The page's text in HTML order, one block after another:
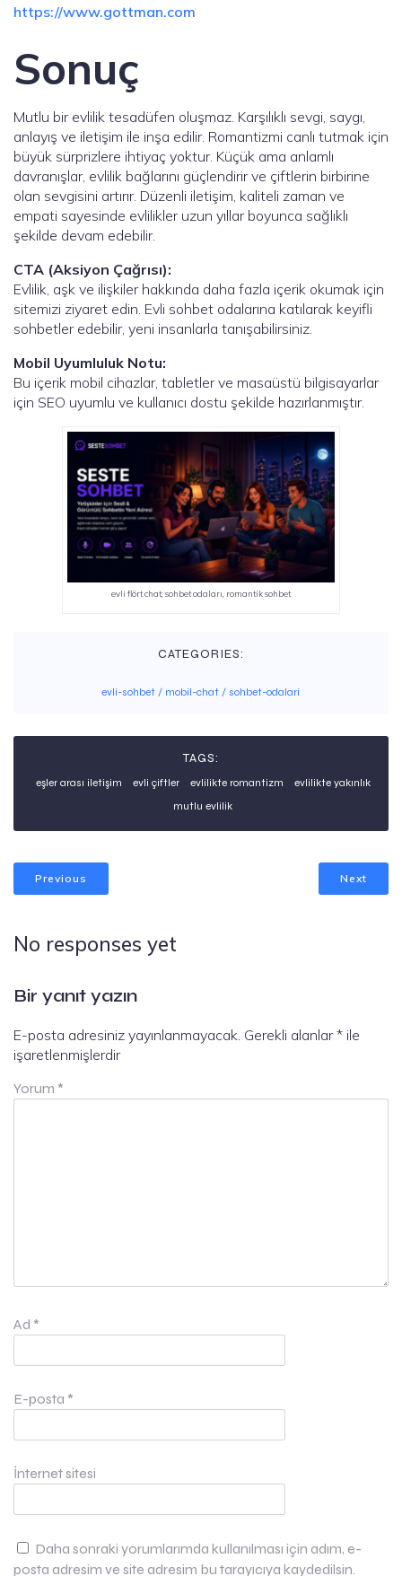
https://www.gottman.com
Sonuç
Mutlu bir evlilik tesadüfen oluşmaz. Karşılıklı sevgi, saygı,
anlayış ve iletişim ile inşa edilir. Romantizmi canlı tutmak için
büyük sürprizlere ihtiyaç yoktur. Küçük ama anlamlı
davranışlar, evlilik bağlarını güçlendirir ve çiftlerin birbirine
olan sevgisini artırır. Düzenli iletişim, kaliteli zaman ve
empati sayesinde evlilikler uzun yıllar boyunca sağlıklı
şekilde devam edebilir.
CTA (Aksiyon Çağrısı):
Evlilik, aşk ve ilişkiler hakkında daha fazla içerik okumak için
sitemizi ziyaret edin. Evli sohbet odalarına katılarak keyifli
sohbetler edebilir, yeni insanlarla tanışabilirsiniz.
Mobil Uyumluluk Notu:
Bu içerik mobil cihazlar, tabletler ve masaüstü bilgisayarlar
için SEO uyumlu ve kullanıcı dostu şekilde hazırlanmıştır.
evli flört chat, sohbet odaları, romantik sohbet
CATEGORIES:
evli-sohbet / mobil-chat / sohbet-odalari
TAGS:
eşler arası iletişim evli çiftler evlilikte romantizm
evlilikte yakınlık
mutlu evlilik
Previous Next
No responses yet
Bir yanıt yazın
E-posta adresiniz yayınlanmayacak. Gerekli alanlar* ile
işaretlenmişlerdir
Yorum *
Ad *
E-posta *
İnternet sitesi
Daha sonraki yorumlarımda kullanılması için adım, e-
posta adresim ve site adresim bu tarayıcıya kaydedilsin.